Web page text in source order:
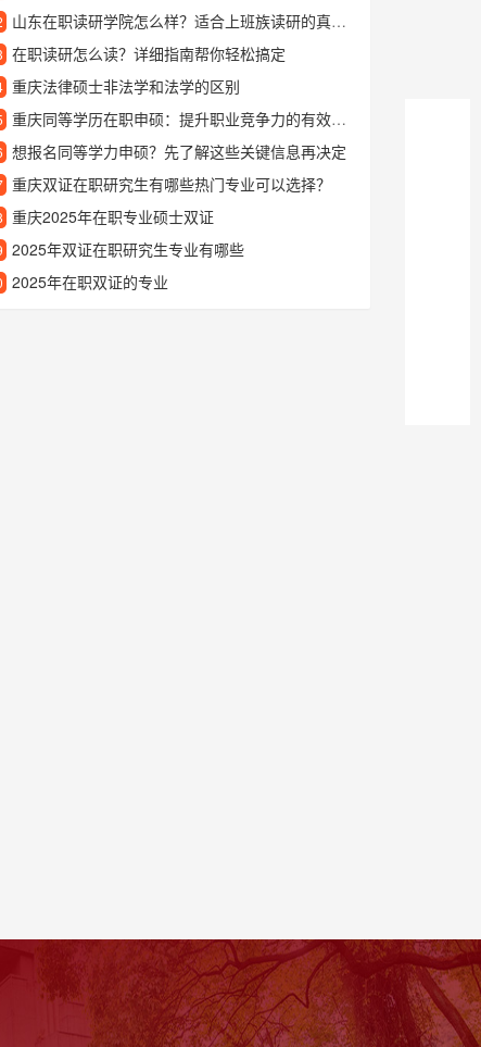
山东在职读研学院怎么样？适合上班族读研的真实体验分享
在职读研怎么读？详细指南帮你轻松搞定
重庆法律硕士非法学和法学的区别
重庆同等学历在职申硕：提升职业竞争力的有效途径
想报名同等学力申硕？先了解这些关键信息再决定
重庆双证在职研究生有哪些热门专业可以选择？
重庆2025年在职专业硕士双证
2025年双证在职研究生专业有哪些
2025年在职双证的专业